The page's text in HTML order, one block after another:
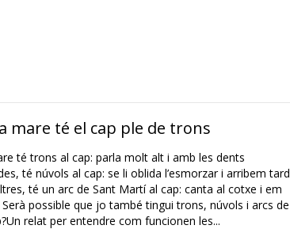
mare té el cap ple de trons
té trons al cap: parla molt alt i amb les dents
té núvols al cap: se li oblida l’esmorzar i arribem tard
té un arc de Sant Martí al cap: canta al cotxe i em
possible que jo també tingui trons, núvols i arcs de
relat per entendre com funcionen les...